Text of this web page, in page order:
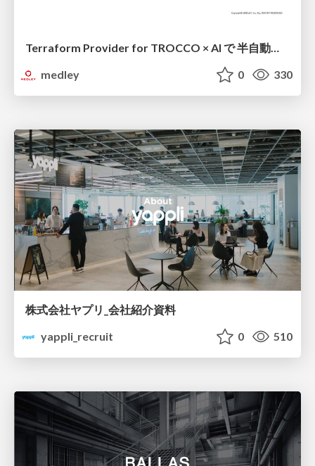
Terraform Provider for TROCCO × AI で 半自動化する複数プロダクトの連携運用 / Semi-Automating Multi-Product Data Integration Ops with the Terraform Provider for TROCCO × AI
medley
0 330
株式会社ヤプリ_会社紹介資料
yappli_recruit
0 510